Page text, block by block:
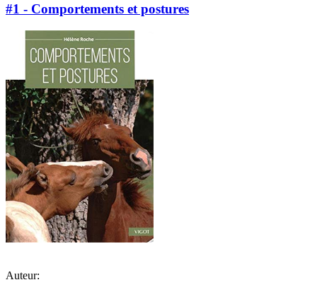
#1 - Comportements et postures
Auteur: